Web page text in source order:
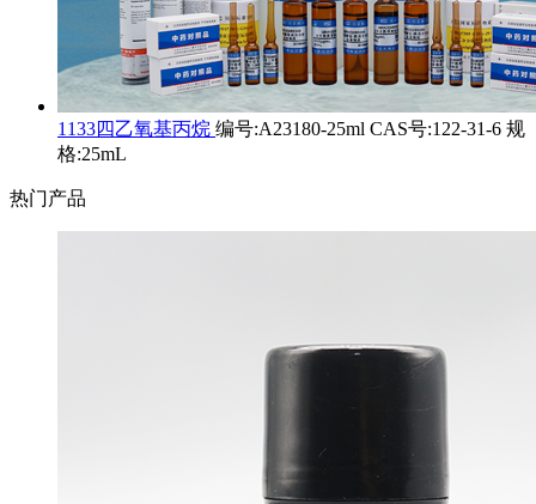
1133四乙氧基丙烷 编号:A23180-25ml CAS号:122-31-6 规
格:25mL
热门产品